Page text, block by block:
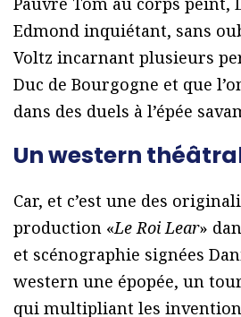
Edmond inquiétant, sans
Voltz incarnant plusieurs
Duc de Bourgogne et que
dans des duels à l’épée
Un western
Car, et c’est une des
production «Le Roi Lear»
et scénographie signées
western une épopée, un
qui multipliant les